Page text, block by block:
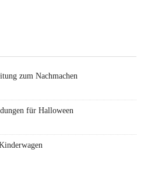
zum Nachmachen
für Halloween